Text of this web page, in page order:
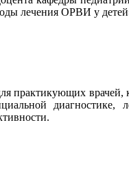
лечения ОРВИ у
практикующих
диагностике,